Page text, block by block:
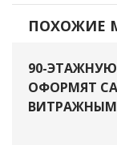
ПОХОЖИЕ
90-
ОФОРМЯТ
ВИТРАЖНЫМ